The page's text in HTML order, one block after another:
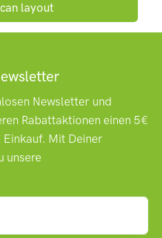
layout
Newsletter und
Rabattaktionen einen 5€
Mit Deiner
unsere